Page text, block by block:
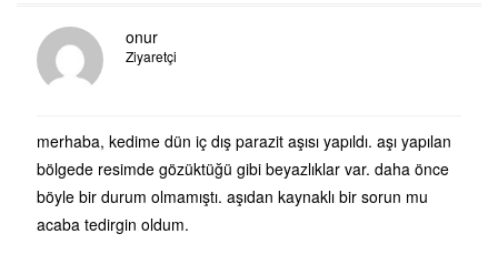
onur
Ziyaretçi
merhaba, kedime dün iç dış parazit aşısı yapıldı. aşı yapılan
bölgede resimde gözüktüğü gibi beyazlıklar var. daha önce
böyle bir durum olmamıştı. aşıdan kaynaklı bir sorun mu
acaba tedirgin oldum.